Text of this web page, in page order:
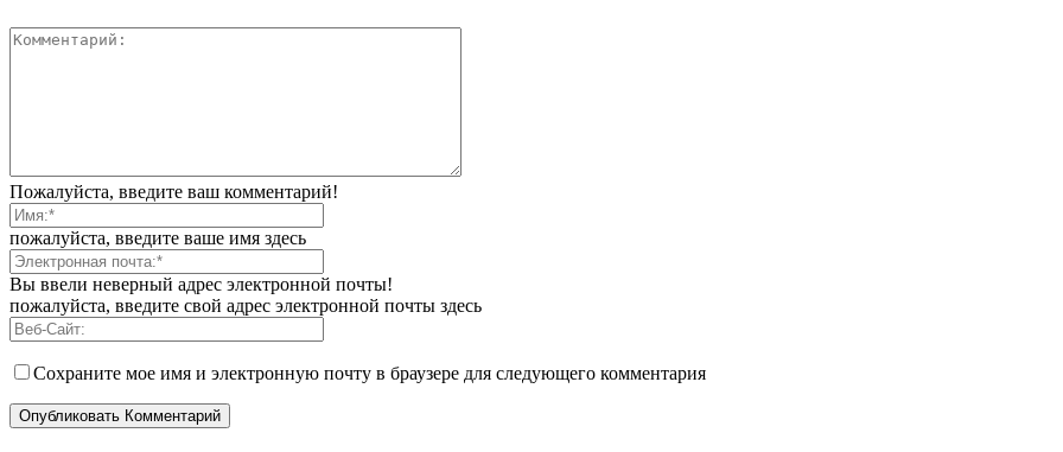
Пожалуйста, введите ваш комментарий!
пожалуйста, введите ваше имя здесь
Вы ввели неверный адрес электронной почты!
пожалуйста, введите свой адрес электронной почты здесь
Сохраните мое имя и электронную почту в браузере для следующего комментария